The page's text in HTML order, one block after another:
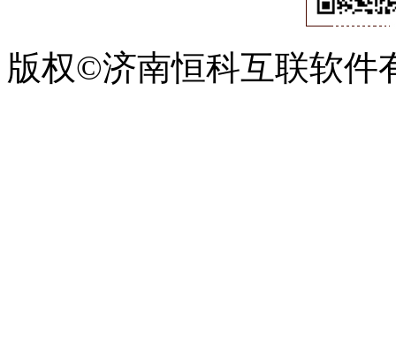
版权©济南恒科互联软件